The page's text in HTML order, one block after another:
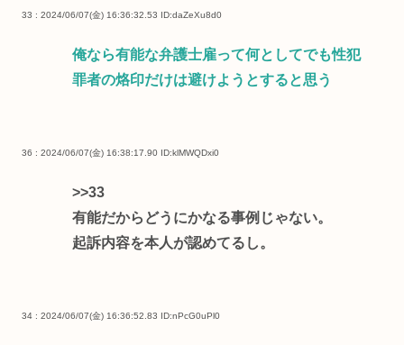
33 : 2024/06/07(金) 16:36:32.53 ID:daZeXu8d0
俺なら有能な弁護士雇って何としてでも性犯
罪者の烙印だけは避けようとすると思う
36 : 2024/06/07(金) 16:38:17.90 ID:klMWQDxi0
>>33
有能だからどうにかなる事例じゃない。
起訴内容を本人が認めてるし。
34 : 2024/06/07(金) 16:36:52.83 ID:nPcG0uPl0